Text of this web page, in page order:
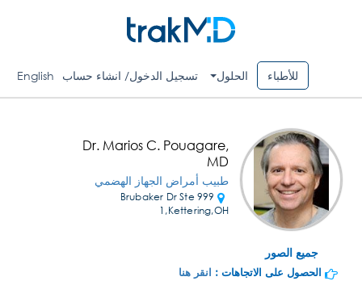
للأطباء الحلول تسجيل الدخول/ انشاء حساب English
جميع الصور
Dr. Marios C. Pouagare,
MD
طبيب أمراض الجهاز الهضمي
999 Brubaker Dr Ste
1,Kettering,OH
الحصول على الاتجاهات : انقر هنا